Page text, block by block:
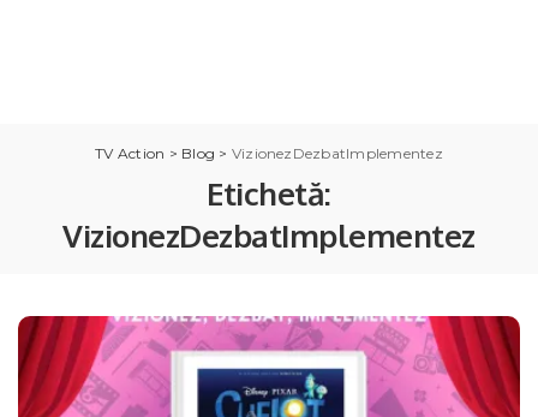
TV Action > Blog > VizionezDezbatImplementez
Etichetă:
VizionezDezbatImplementez